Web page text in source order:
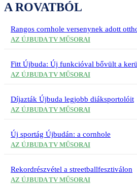
A ROVATBÓL
Rangos cornhole versenynek adott
AZ ÚJBUDA TV MŰSORAI
Fitt Újbuda: Új funkcióval bővült a
AZ ÚJBUDA TV MŰSORAI
Díjazták Újbuda legjobb diáksportolóit
AZ ÚJBUDA TV MŰSORAI
Új sportág Újbudán: a cornhole
AZ ÚJBUDA TV MŰSORAI
Rekordrészvétel a streetballfesztiválon
AZ ÚJBUDA TV MŰSORAI